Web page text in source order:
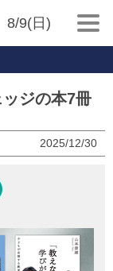
8/9(日)
ジの本7冊
2025/12/30